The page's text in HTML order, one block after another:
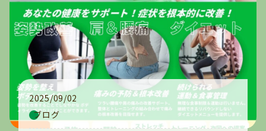
2025/09/02
ブログ